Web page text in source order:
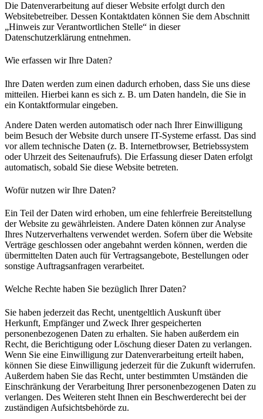
Die Datenverarbeitung auf dieser Website erfolgt durch den
Websitebetreiber. Dessen Kontaktdaten können Sie dem Abschnitt
„Hinweis zur Verantwortlichen Stelle“ in dieser
Datenschutzerklärung entnehmen.
Wie erfassen wir Ihre Daten?
Ihre Daten werden zum einen dadurch erhoben, dass Sie uns diese
mitteilen. Hierbei kann es sich z. B. um Daten handeln, die Sie in
ein Kontaktformular eingeben.
Andere Daten werden automatisch oder nach Ihrer Einwilligung
beim Besuch der Website durch unsere IT-Systeme erfasst. Das sind
vor allem technische Daten (z. B. Internetbrowser, Betriebssystem
oder Uhrzeit des Seitenaufrufs). Die Erfassung dieser Daten erfolgt
automatisch, sobald Sie diese Website betreten.
Wofür nutzen wir Ihre Daten?
Ein Teil der Daten wird erhoben, um eine fehlerfreie Bereitstellung
der Website zu gewährleisten. Andere Daten können zur Analyse
Ihres Nutzerverhaltens verwendet werden. Sofern über die Website
Verträge geschlossen oder angebahnt werden können, werden die
übermittelten Daten auch für Vertragsangebote, Bestellungen oder
sonstige Auftragsanfragen verarbeitet.
Welche Rechte haben Sie bezüglich Ihrer Daten?
Sie haben jederzeit das Recht, unentgeltlich Auskunft über
Herkunft, Empfänger und Zweck Ihrer gespeicherten
personenbezogenen Daten zu erhalten. Sie haben außerdem ein
Recht, die Berichtigung oder Löschung dieser Daten zu verlangen.
Wenn Sie eine Einwilligung zur Datenverarbeitung erteilt haben,
können Sie diese Einwilligung jederzeit für die Zukunft widerrufen.
Außerdem haben Sie das Recht, unter bestimmten Umständen die
Einschränkung der Verarbeitung Ihrer personenbezogenen Daten zu
verlangen. Des Weiteren steht Ihnen ein Beschwerderecht bei der
zuständigen Aufsichtsbehörde zu.